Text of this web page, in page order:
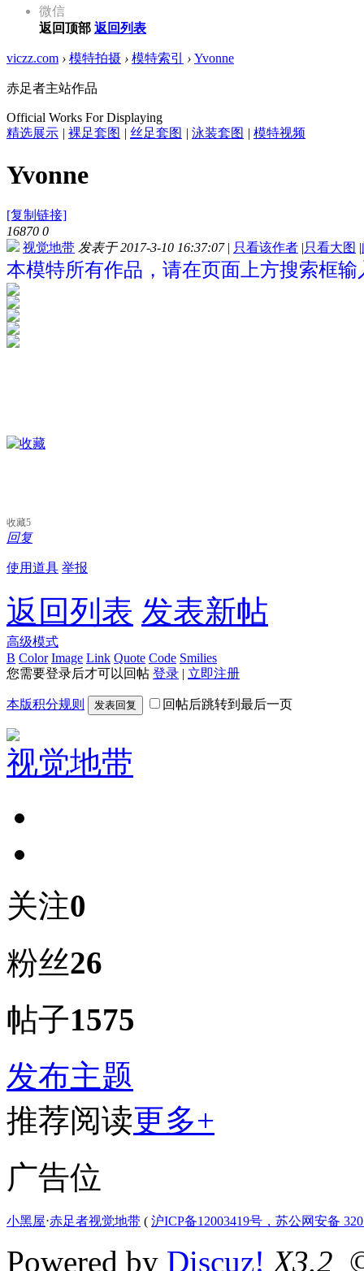
微信
返回顶部 返回列表
viczz.com › 模特拍摄 › 模特索引 › Yvonne
赤足者主站作品
Official Works For Displaying
精选展示 | 裸足套图 | 丝足套图 | 泳装套图 | 模特视频
Yvonne
[复制链接]
16870 0
视觉地带 发表于 2017-3-10 16:37:07 | 只看该作者 |只看大图 |
本模特所有作品，请在页面上方搜索框输
收藏5
回复
使用道具 举报
返回列表 发表新帖
高级模式
B Color Image Link Quote Code Smilies
您需要登录后才可以回帖 登录 | 立即注册
本版积分规则 发表回复 回帖后跳转到最后一页
视觉地带
关注0
粉丝26
帖子1575
发布主题
推荐阅读更多+
广告位
小黑屋⋅赤足者视觉地带 ( 沪ICP备12003419号，苏公网安备
Powered by Discuz! X3.2